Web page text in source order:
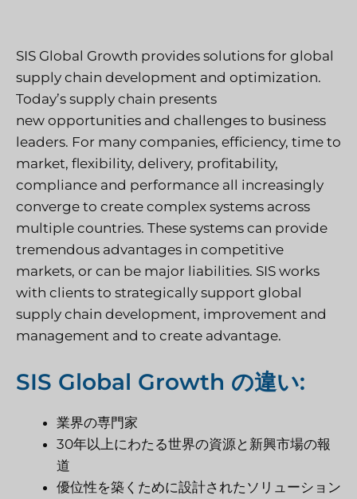
SIS Global Growth provides solutions for global
supply chain development and optimization.
Today’s supply chain presents
new opportunities and challenges to business
leaders. For many companies, efficiency, time to
market, flexibility, delivery, profitability,
compliance and performance all increasingly
converge to create complex systems across
multiple countries. These systems can provide
tremendous advantages in competitive
markets, or can be major liabilities. SIS works
with clients to strategically support global
supply chain development, improvement and
management and to create advantage.
SIS Global Growth の違い:
業界の専門家
30年以上にわたる世界の資源と新興市場の報
道
優位性を築くために設計されたソリューション